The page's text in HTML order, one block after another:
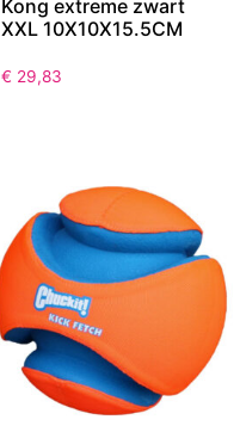
Kong extreme zwart
XXL 10X10X15.5CM
€ 29,83